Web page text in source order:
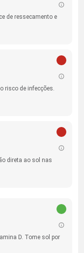
de ressecamento e
risco de infecções.
direta ao sol nas
D. Tome sol por